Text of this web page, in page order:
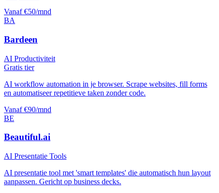
Vanaf €50/mnd
BA
Bardeen
AI Productiviteit
Gratis tier
AI workflow automation in je browser. Scrape websites, fill forms
en automatiseer repetitieve taken zonder code.
Vanaf €90/mnd
BE
Beautiful.ai
AI Presentatie Tools
AI presentatie tool met 'smart templates' die automatisch hun layout
aanpassen. Gericht op business decks.